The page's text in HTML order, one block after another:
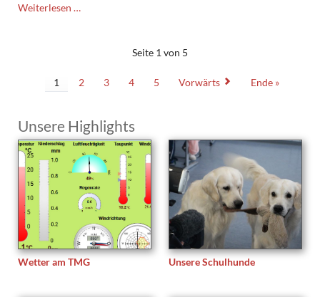
Weiterlesen …
Seite 1 von 5
1 2 3 4 5 Vorwärts Ende »
Unsere Highlights
Wetter am TMG Unsere Schulhunde